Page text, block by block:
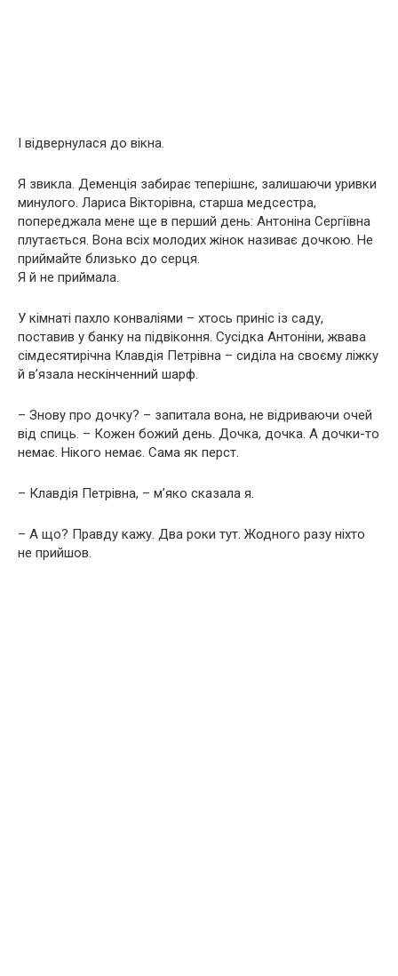
І відвернулася до вікна.
Я звикла. Деменція забирає теперішнє, залишаючи уривки
минулого. Лариса Вікторівна, старша медсестра,
попереджала мене ще в перший день: Антоніна Сергіївна
плутається. Вона всіх молодих жінок називає дочкою. Не
приймайте близько до серця.
Я й не приймала.
У кімнаті пахло конваліями – хтось приніс із саду,
поставив у банку на підвіконня. Сусідка Антоніни, жвава
сімдесятирічна Клавдія Петрівна – сиділа на своєму ліжку
й в’язала нескінченний шарф.
– Знову про дочку? – запитала вона, не відриваючи очей
від спиць. – Кожен божий день. Дочка, дочка. А дочки-то
немає. Нікого немає. Сама як перст.
– Клавдія Петрівна, – м’яко сказала я.
– А що? Правду кажу. Два роки тут. Жодного разу ніхто
не прийшов.